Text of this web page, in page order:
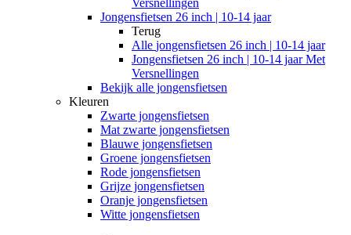
Versnellingen
Jongensfietsen 26 inch | 10-14 jaar
Terug
Alle jongensfietsen 26 inch | 10-14 jaar
Jongensfietsen 26 inch | 10-14 jaar Met
Versnellingen
Bekijk alle jongensfietsen
Kleuren
Zwarte jongensfietsen
Mat zwarte jongensfietsen
Blauwe jongensfietsen
Groene jongensfietsen
Rode jongensfietsen
Grijze jongensfietsen
Oranje jongensfietsen
Witte jongensfietsen